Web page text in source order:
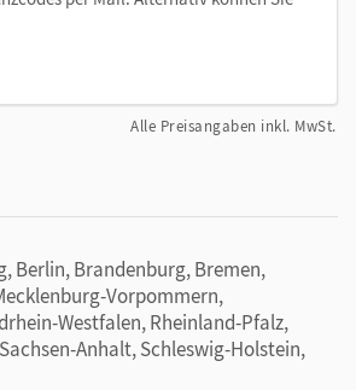
Alle Preisangaben inkl. MwSt.
Berlin, Brandenburg, Bremen,
Vorpommern,
Westfalen, Rheinland-Pfalz,
Anhalt, Schleswig-Holstein,